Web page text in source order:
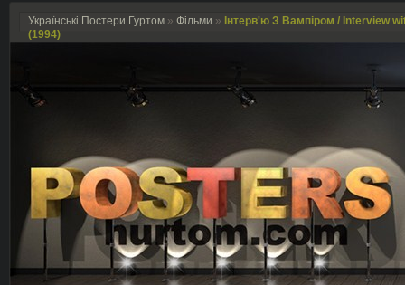
Українські Постери Гуртом » Фільми » Інтерв'ю З Вампіром / Interview
(1994)